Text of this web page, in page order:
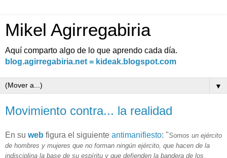
Mikel Agirregabiria
Aquí comparto algo de lo que aprendo cada día.
blog.agirregabiria.net = kideak.blogspot.com
▼
Movimiento contra... la realidad
En su web figura el siguiente antimanifiesto: "Somos un ejército
de hombres y mujeres que no forman ningún ejército, que hacen de la
indisciplina la base de su espíritu y que defienden la bandera de los